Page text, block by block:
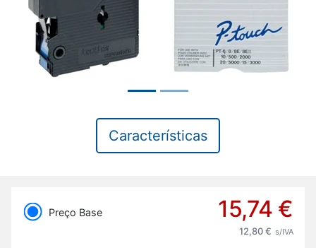
Características
Preço Base 15,74 €
12,80 € s/IVA